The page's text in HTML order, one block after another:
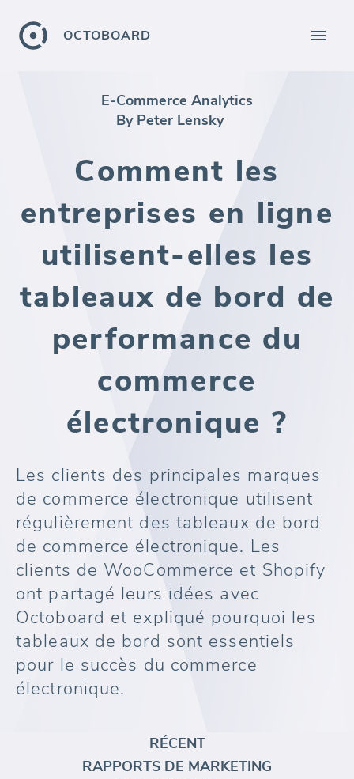
OCTOBOARD
E-Commerce Analytics
By Peter Lensky
Comment les
entreprises en ligne
utilisent-elles les
tableaux de bord de
performance du
commerce
électronique ?
Les clients des principales marques
de commerce électronique utilisent
régulièrement des tableaux de bord
de commerce électronique. Les
clients de WooCommerce et Shopify
ont partagé leurs idées avec
Octoboard et expliqué pourquoi les
tableaux de bord sont essentiels
pour le succès du commerce
électronique.
RÉCENT
RAPPORTS DE MARKETING